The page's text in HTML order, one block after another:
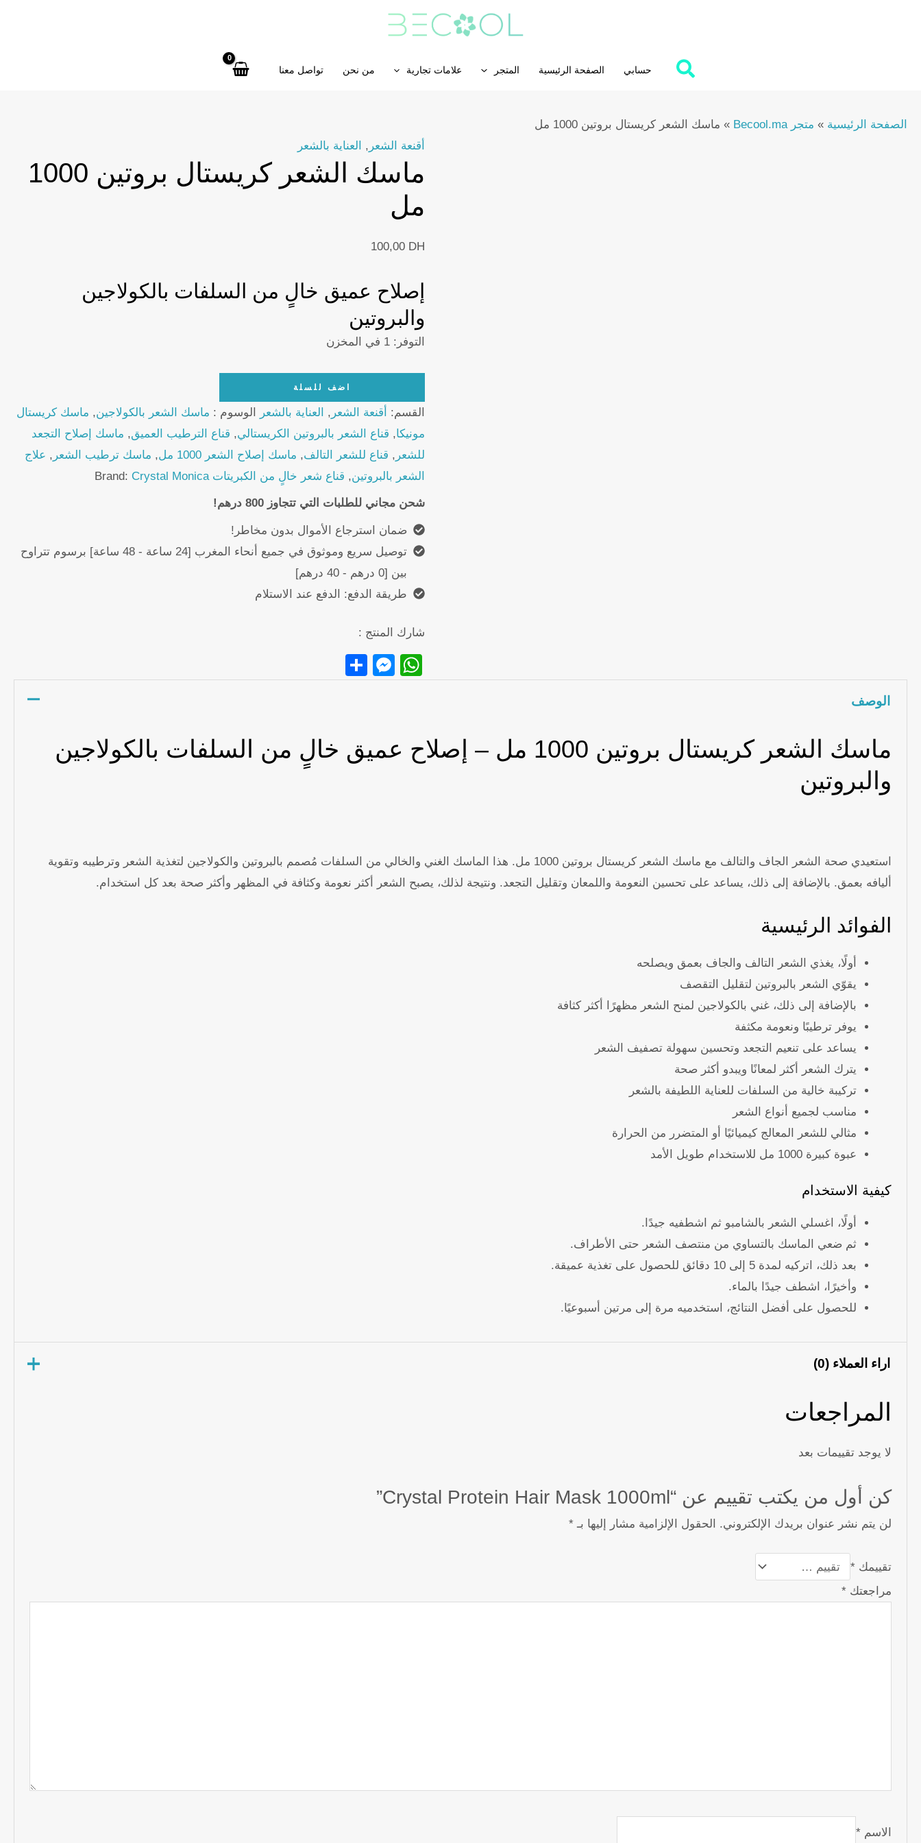
حسابي الصفحة الرئيسية المتجر علامات تجارية من نحن تواصل معنا
الصفحة الرئيسية » متجر Becool.ma » ماسك الشعر كريستال بروتين 1000 مل
أقنعة الشعر , العناية بالشعر
ماسك الشعر كريستال بروتين 1000
مل
100,00 DH
إصلاح عميق خالٍ من السلفات بالكولاجين
والبروتين
التوفر: 1 في المخزن
Protein
اضف للسلة
القسم: أقنعة الشعر , العناية بالشعر الوسوم : ماسك الشعر بالكولاجين, ماسك كريستال
مونيكا, قناع الشعر بالبروتين الكريستالي, قناع الترطيب العميق, ماسك إصلاح التجعد
للشعر , قناع للشعر التالف, ماسك إصلاح الشعر 1000 مل , ماسك ترطيب الشعر , علاج
الشعر بالبروتين, قناع شعر خالٍ من الكبريتات Brand: Crystal Monica
شحن مجاني للطلبات التي تتجاوز 800 درهم!
ضمان استرجاع الأموال بدون مخاطر!
توصيل سريع وموثوق في جميع أنحاء المغرب [24 ساعة - 48 ساعة] برسوم تتراوح
بين [0 درهم - 40 درهم]
طريقة الدفع: الدفع عند الاستلام
شارك المنتج :
WhatsApp
Messenger
الوصف
ماسك الشعر كريستال بروتين 1000 مل – إصلاح عميق خالٍ من السلفات بالكولاجين
والبروتين
استعيدي صحة الشعر الجاف والتالف مع ماسك الشعر كريستال بروتين 1000 مل. هذا الماسك الغني والخالي من السلفات مُصمم بالبروتين والكولاجين لتغذية الشعر وترطيبه وتقوية
أليافه بعمق. بالإضافة إلى ذلك، يساعد على تحسين النعومة واللمعان وتقليل التجعد. ونتيجة لذلك، يصبح الشعر أكثر نعومة وكثافة في المظهر وأكثر صحة بعد كل استخدام.
الفوائد الرئيسية
أولًا، يغذي الشعر التالف والجاف بعمق ويصلحه
يقوّي الشعر بالبروتين لتقليل التقصف
بالإضافة إلى ذلك، غني بالكولاجين لمنح الشعر مظهرًا أكثر كثافة
يوفر ترطيبًا ونعومة مكثفة
يساعد على تنعيم التجعد وتحسين سهولة تصفيف الشعر
يترك الشعر أكثر لمعانًا ويبدو أكثر صحة
تركيبة خالية من السلفات للعناية اللطيفة بالشعر
مناسب لجميع أنواع الشعر
مثالي للشعر المعالج كيميائيًا أو المتضرر من الحرارة
عبوة كبيرة 1000 مل للاستخدام طويل الأمد
كيفية الاستخدام
أولًا، اغسلي الشعر بالشامبو ثم اشطفيه جيدًا.
ثم ضعي الماسك بالتساوي من منتصف الشعر حتى الأطراف.
بعد ذلك، اتركيه لمدة 5 إلى 10 دقائق للحصول على تغذية عميقة.
وأخيرًا، اشطف جيدًا بالماء.
للحصول على أفضل النتائج، استخدميه مرة إلى مرتين أسبوعيًا.
اراء العملاء (0)
المراجعات
لا يوجد تقييمات بعد
كن أول من يكتب تقييم عن “Crystal Protein Hair Mask 1000ml”
لن يتم نشر عنوان بريدك الإلكتروني. الحقول الإلزامية مشار إليها بـ*
تقييمك*
مراجعتك*
الاسم*